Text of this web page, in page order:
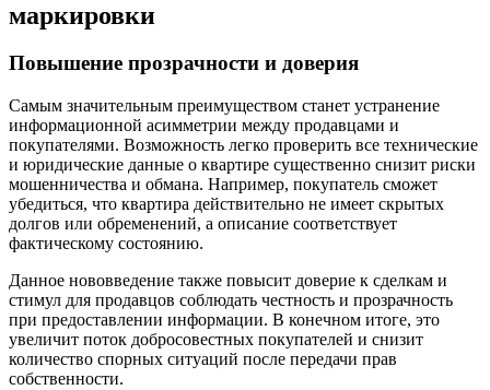
маркировки
Повышение прозрачности и доверия
Самым значительным преимуществом станет устранение
информационной асимметрии между продавцами и
покупателями. Возможность легко проверить все технические
и юридические данные о квартире существенно снизит риски
мошенничества и обмана. Например, покупатель сможет
убедиться, что квартира действительно не имеет скрытых
долгов или обременений, а описание соответствует
фактическому состоянию.
Данное нововведение также повысит доверие к сделкам и
стимул для продавцов соблюдать честность и прозрачность
при предоставлении информации. В конечном итоге, это
увеличит поток добросовестных покупателей и снизит
количество спорных ситуаций после передачи прав
собственности.